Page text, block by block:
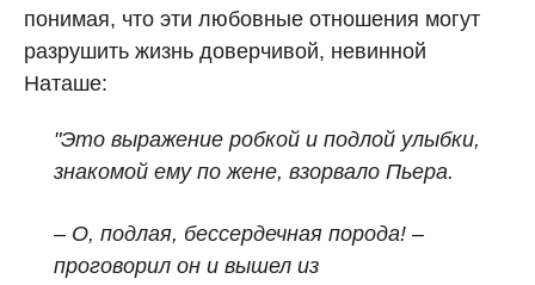
понимая, что эти любовные отношения могут
разрушить жизнь доверчивой, невинной
Наташе:
"Это выражение робкой и подлой улыбки,
знакомой ему по жене, взорвало Пьера.
– О, подлая, бессердечная порода! –
проговорил он и вышел из